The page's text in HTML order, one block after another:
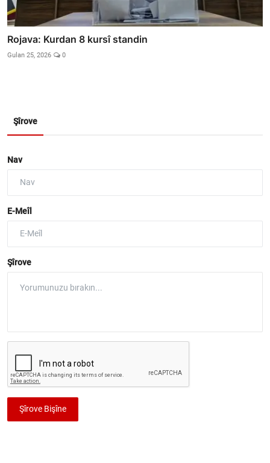
Rojava: Kurdan 8 kursî standin
Gulan 25, 2026 0
Şîrove
Nav
E-Meîl
Şîrove
Şîrove Bişîne